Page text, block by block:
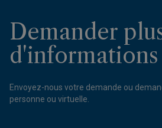
Demander
d'informations
Envoyez-nous votre demande ou
personne ou virtuelle.